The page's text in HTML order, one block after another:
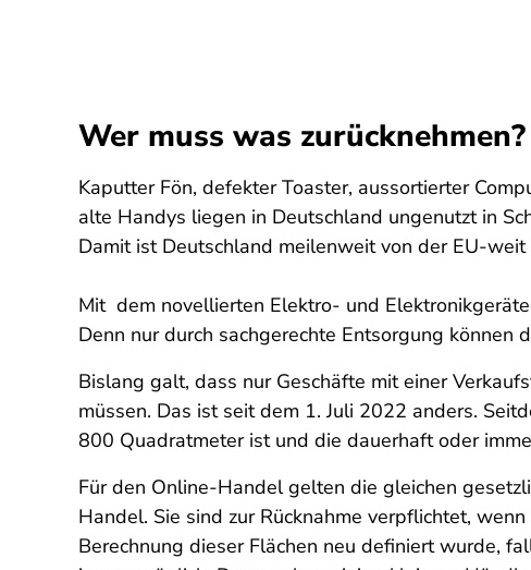
Wer muss was
Kaputter Fön, defekter Toaster, aussortierter
alte Handys liegen in Deutschland ungenutzt in
Damit ist Deutschland meilenweit von der EU-
Mit dem novellierten Elektro- und
Denn nur durch sachgerechte Entsorgung
Bislang galt, dass nur Geschäfte mit einer
müssen. Das ist seit dem 1. Juli 2022 anders.
800 Quadratmeter ist und die dauerhaft oder
Für den Online-Handel gelten die gleichen
Handel. Sie sind zur Rücknahme verpflichtet,
Berechnung dieser Flächen neu definiert wurde,